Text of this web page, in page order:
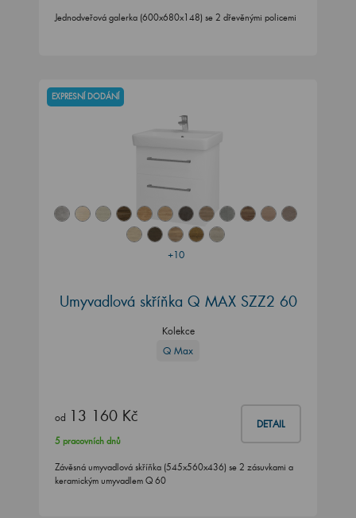
Jednodveřová galerka (600x680x148) se 2 dřevěnými policemi
+10
EXPRESNÍ DODÁNÍ
Umyvadlová skříňka Q MAX SZZ2 60
Kolekce
Q Max
od 13 160 Kč DETAIL
5 pracovních dnů
Závěsná umyvadlová skříňka (545x560x436) se 2 zásuvkami a
keramickým umyvadlem Q 60